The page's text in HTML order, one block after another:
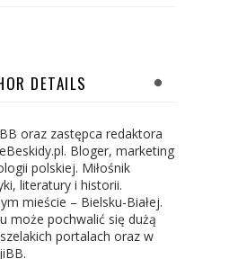
DETAILS
oraz zastępca redaktora
Bloger, marketing
polskiej. Miłośnik
literatury i historii.
mieście – Bielsku-Białej.
może pochwalić się dużą
portalach oraz w